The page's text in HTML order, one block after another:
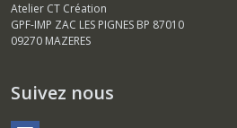
Atelier CT Création
GPF-IMP ZAC LES PIGNES BP 87010
09270 MAZERES
Suivez nous